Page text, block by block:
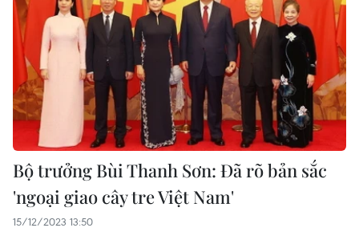
Bộ trưởng Bùi Thanh Sơn: Đã rõ bản sắc
'ngoại giao cây tre Việt Nam'
15/12/2023 13:50